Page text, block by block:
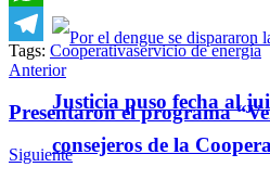
Justicia puso fecha al
consejeros de la
WhatsApp
Telegram
Tags: Cooperativaservicio de energía
Anterior
Presentaron el programa
Siguiente